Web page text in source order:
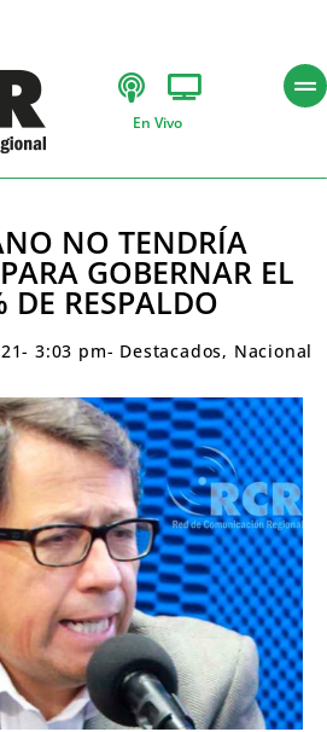
En Vivo
NO TENDRÍA
GOBERNAR EL
DE RESPALDO
- 3:03 pm- Destacados, Nacional